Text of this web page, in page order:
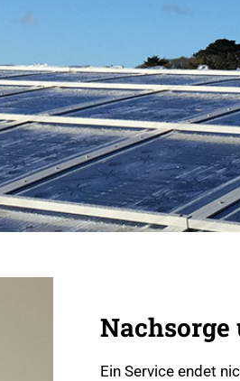
Ein Service endet